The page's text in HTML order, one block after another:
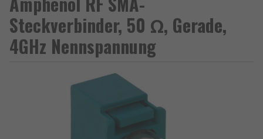
Steckverbinder, 50 Ω, Gerade,
4GHz Nennspannung